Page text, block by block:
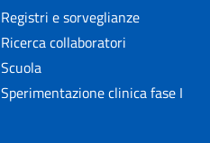
Registri e sorveglianze
Ricerca collaboratori
Scuola
Sperimentazione clinica fase I